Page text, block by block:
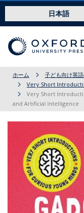
日本語
ホーム
子ども向け英
Very Short
Very Short
and Artificial Intelligence